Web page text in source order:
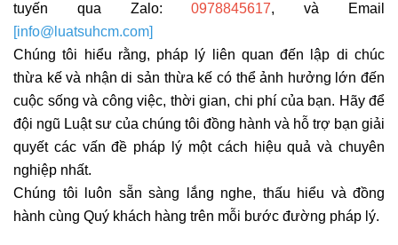
tuyến qua Zalo:0978845617, và Email
[info@luatsuhcm.com]
Chúng tôi hiểu rằng, pháp lý liên quan đến lập di chúc
thừa kế và nhận di sản thừa kế có thể ảnh hưởng lớn đến
cuộc sống và công việc, thời gian, chi phí của bạn. Hãy để
đội ngũ Luật sư của chúng tôi đồng hành và hỗ trợ bạn giải
quyết các vấn đề pháp lý một cách hiệu quả và chuyên
nghiệp nhất.
Chúng tôi luôn sẵn sàng lắng nghe, thấu hiểu và đồng
hành cùng Quý khách hàng trên mỗi bước đường pháp lý.